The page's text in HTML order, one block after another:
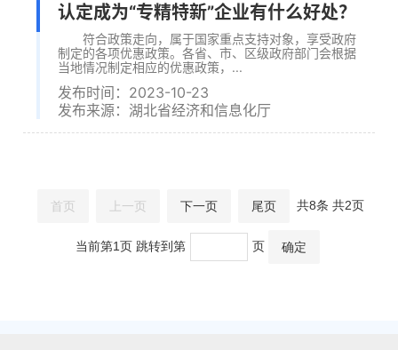
认定成为“专精特新”企业有什么好处？
符合政策走向，属于国家重点支持对象，享受政府
制定的各项优惠政策。各省、市、区级政府部门会根据
当地情况制定相应的优惠政策，...
发布时间：2023-10-23
发布来源：湖北省经济和信息化厅
首页 上一页 下一页 尾页 共8条 共2页
当前第1页 跳转到第 页 确定